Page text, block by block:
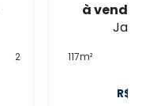
2
à venda
117m²
R$